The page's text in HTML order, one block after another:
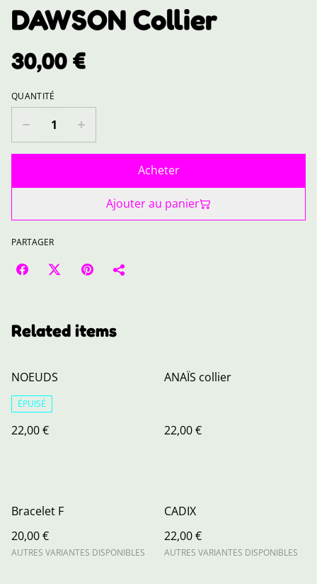
DAWSON Collier
30,00 €
QUANTITÉ
Acheter
Ajouter au panier
PARTAGER
Related items
NOEUDS
ÉPUISÉ
22,00 €
ANAÏS collier
22,00 €
Bracelet F
20,00 €
AUTRES VARIANTES DISPONIBLES
CADIX
22,00 €
AUTRES VARIANTES DISPONIBLES